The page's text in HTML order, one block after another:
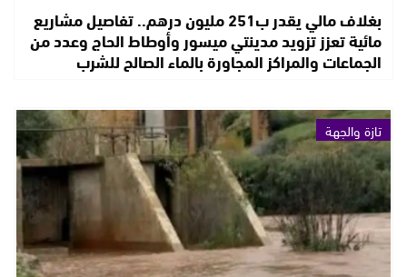
بغلاف مالي يقدر ب251 مليون درهم.. تفاصيل مشاريع
مائية تعزز تزويد مدينتي ميسور وأوطاط الحاج وعدد من
الجماعات والمراكز المجاورة بالماء الصالح للشرب
تازة والجهة